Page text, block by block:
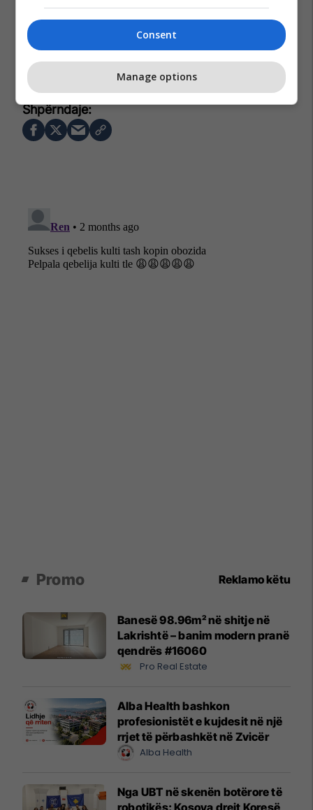
Mitrovica Lokale
Promo Reklamo këtu
Banesë 98.96m² në shitje në
Lakrishtë – banim modern pranë
qendrës #16060
Pro Real Estate
Alba Health bashkon
profesionistët e kujdesit në një
rrjet të përbashkët në Zvicër
Alba Health
Nga UBT në skenën botërore të
robotikës: Kosova drejt Koresë
Consent
Manage options